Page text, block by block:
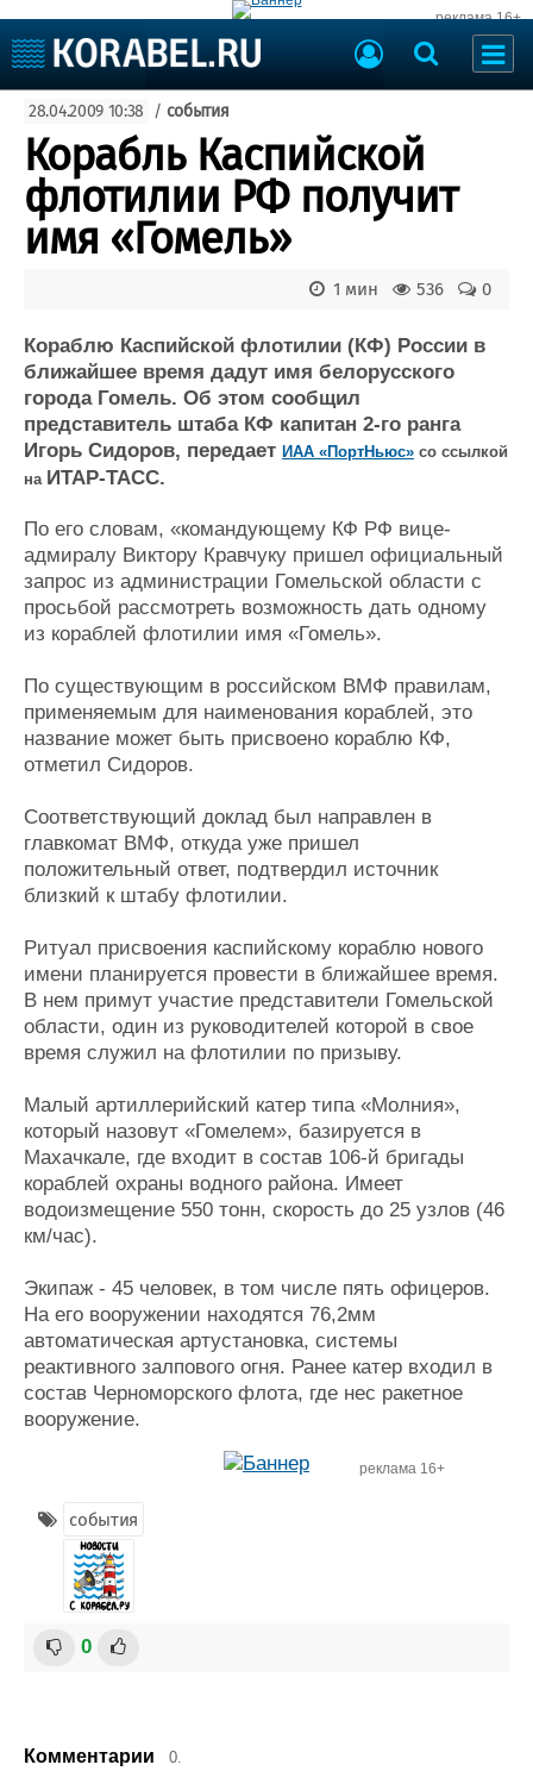
реклама 16+
Судоходство
Судоремонт
События
Пресс-релизы
Порты
Рыболовство
ВМФ
Судостроение
Пульс
Новости
Компании
Репутация
Крюинг
Журнал
Реклама
Торговая площадка
Доска объявлений
Продажа флота
Изделия
Услуги
Выставки и семинары
Личности
Словарь
Галерея флота
Форум
Отзывы
28.04.2009 10:38 / события
Корабль Каспийской
флотилии РФ получит
имя «Гомель»
0
536
1 мин
Кораблю Каспийской флотилии (КФ) России в
ближайшее время дадут имя белорусского
города Гомель. Об этом сообщил
представитель штаба КФ капитан 2-го ранга
Игорь Сидоров, передает ИАА «ПортНьюс» со ссылкой
на ИТАР-ТАСС.
По его словам, «командующему КФ РФ вице-
адмиралу Виктору Кравчуку пришел официальный
запрос из администрации Гомельской области с
просьбой рассмотреть возможность дать одному
из кораблей флотилии имя «Гомель».
По существующим в российском ВМФ правилам,
применяемым для наименования кораблей, это
название может быть присвоено кораблю КФ,
отметил Сидоров.
Соответствующий доклад был направлен в
главкомат ВМФ, откуда уже пришел
положительный ответ, подтвердил источник
близкий к штабу флотилии.
Ритуал присвоения каспийскому кораблю нового
имени планируется провести в ближайшее время.
В нем примут участие представители Гомельской
области, один из руководителей которой в свое
время служил на флотилии по призыву.
Малый артиллерийский катер типа «Молния»,
который назовут «Гомелем», базируется в
Махачкале, где входит в состав 106-й бригады
кораблей охраны водного района. Имеет
водоизмещение 550 тонн, скорость до 25 узлов (46
км/час).
Экипаж - 45 человек, в том числе пять офицеров.
На его вооружении находятся 76,2мм
автоматическая артустановка, системы
реактивного залпового огня. Ранее катер входил в
состав Черноморского флота, где нес ракетное
вооружение.
реклама 16+
события
0
Комментарии 0.